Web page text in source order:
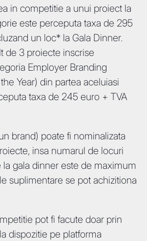
in competitie a unui proiect la
este perceputa taxa de 295
un loc* la Gala Dinner.
de 3 proiecte inscrise
Employer Branding
Year) din partea aceluiasi
taxa de 245 euro + TVA
brand) poate fi nominalizata
insa numarul de locuri
gala dinner este de maximum
suplimentare se pot achizitiona
pot fi facute doar prin
dispozitie pe platforma